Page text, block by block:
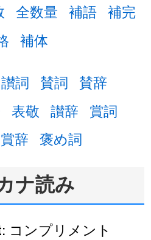
全数量 補語 補完
補体
讃詞 賛詞 賛辞
表敬 讃辞 賞詞
賞辞 褒め詞
ナ読み
: コンプリメント